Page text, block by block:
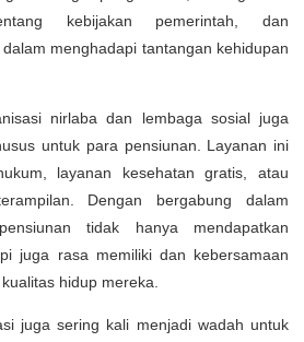
kebijakan pemerintah, dan
menghadapi tantangan kehidupan
nirlaba dan lembaga sosial juga
untuk para pensiunan. Layanan ini
layanan kesehatan gratis, atau
Dengan bergabung dalam
tidak hanya mendapatkan
juga rasa memiliki dan kebersamaan
hidup mereka.
juga sering kali menjadi wadah untuk